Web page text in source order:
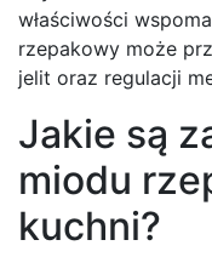
właściwości
rzepakowy może
jelit oraz regulacji
Jakie są
miodu
kuchni?